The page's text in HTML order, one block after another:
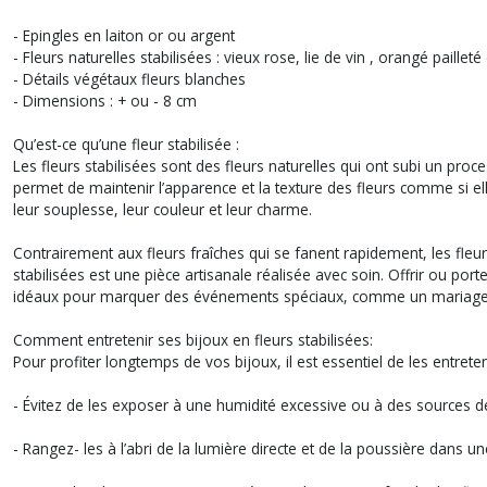
- Epingles en laiton or ou argent
- Fleurs naturelles stabilisées : vieux rose, lie de vin , orangé
- Détails végétaux fleurs blanches
- Dimensions : + ou - 8 cm
Qu’est-ce qu’une fleur stabilisée :
Les fleurs stabilisées sont des fleurs naturelles qui ont subi un
permet de maintenir l’apparence et la texture des fleurs comme si
leur souplesse, leur couleur et leur charme.
Contrairement aux fleurs fraîches qui se fanent rapidement, les
stabilisées est une pièce artisanale réalisée avec soin. Offrir ou
idéaux pour marquer des événements spéciaux, comme un
Comment entretenir ses bijoux en fleurs stabilisées:
Pour profiter longtemps de vos bijoux, il est essentiel de les
- Évitez de les exposer à une humidité excessive ou à des sources
- Rangez- les à l’abri de la lumière directe et de la poussière dans